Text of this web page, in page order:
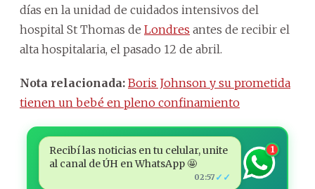
días en la unidad de cuidados intensivos del
hospital St Thomas de Londres antes de recibir el
alta hospitalaria, el pasado 12 de abril.
Nota relacionada: Boris Johnson y su prometida
tienen un bebé en pleno confinamiento
Recibí las noticias en tu celular, unite
al canal de ÚH en WhatsApp 🤩
02:57 ✓✓
1